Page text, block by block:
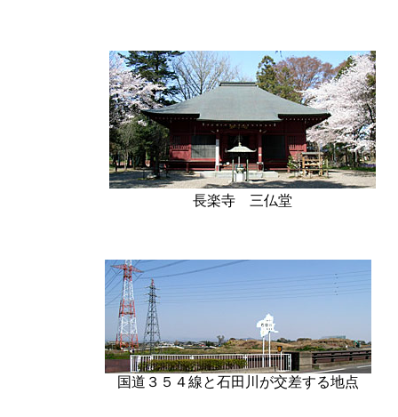
長楽寺 三仏堂
国道３５４線と石田川が交差する地点